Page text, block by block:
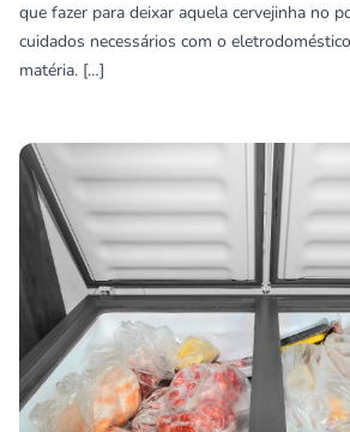
que fazer para deixar aquela cervejinha no
cuidados necessários com o
matéria. […]